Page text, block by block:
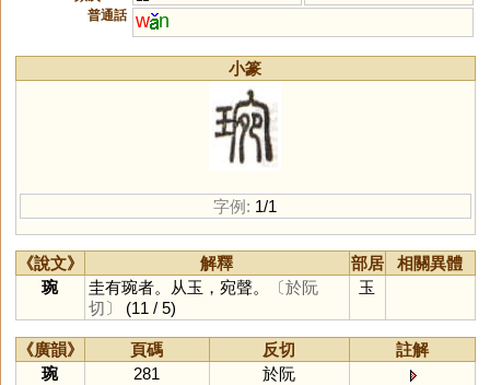
普通話 w n
小篆
字例: 1/1
《說文》 解釋 部居
相關異體
琬
圭有琬者。从玉，宛聲。
〔於阮
切〕
(11 / 5)
玉
《廣韻》 頁碼 反切
註解
琬
281
於阮